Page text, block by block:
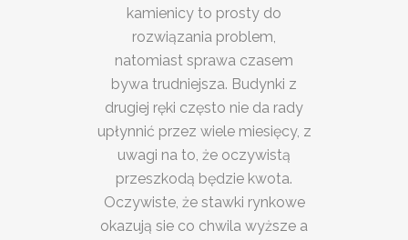
kamienicy to prosty do
rozwiązania problem,
natomiast sprawa czasem
bywa trudniejsza. Budynki z
drugiej ręki często nie da rady
upłynnić przez wiele miesięcy, z
uwagi na to, że oczywistą
przeszkodą będzie kwota.
Oczywiste, że stawki rynkowe
okazują sie co chwila wyższe a